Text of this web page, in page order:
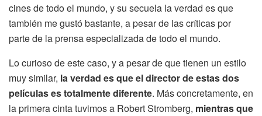
cines de todo el mundo, y su secuela la verdad es que
también me gustó bastante, a pesar de las críticas por
parte de la prensa especializada de todo el mundo.
Lo curioso de este caso, y a pesar de que tienen un estilo
muy similar, la verdad es que el director de estas dos
películas es totalmente diferente. Más concretamente, en
la primera cinta tuvimos a Robert Stromberg, mientras que